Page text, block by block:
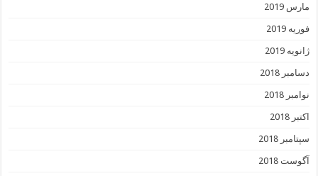
مارس 2019
فوریه 2019
ژانویه 2019
دسامبر 2018
نوامبر 2018
اکتبر 2018
سپتامبر 2018
آگوست 2018